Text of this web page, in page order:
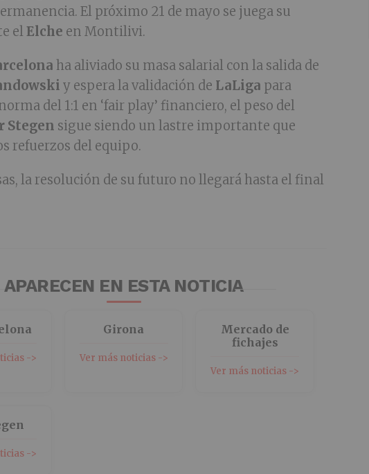
El próximo 21 de mayo se juega su
elElche en Montilivi.
ha aliviado su masa salarial con la salida de
y espera la validación de LaLiga para
del 1:1 en ‘fair play’ financiero, el peso del
Stegen sigue siendo un lastre importante que
refuerzos del equipo.
la resolución de su futuro no llegará hasta el final
APARECEN EN ESTA NOTICIA
->
Girona
Ver más noticias ->
Mercado de
fichajes
Ver más noticias ->
->